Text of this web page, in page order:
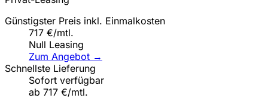
Günstigster Preis inkl. Einmalkosten
717 €/mtl.
Null Leasing
Zum Angebot →
Schnellste Lieferung
Sofort verfügbar
ab 717 €/mtl.